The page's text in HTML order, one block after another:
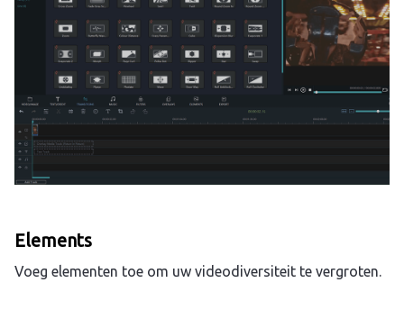
Elements
Voeg elementen toe om uw videodiversiteit te vergroten.